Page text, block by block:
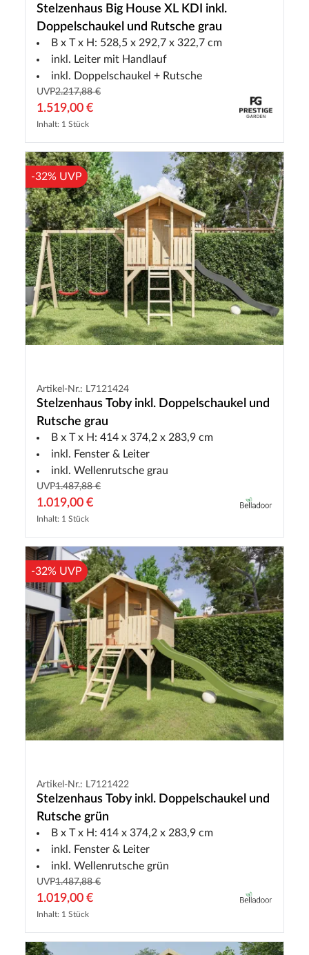
Stelzenhaus Big House XL KDI inkl.
Doppelschaukel und Rutsche grau
B x T x H: 528,5 x 292,7 x 322,7 cm
inkl. Leiter mit Handlauf
inkl. Doppelschaukel + Rutsche
UVP2.217,88 €
1.519,00 €
Inhalt: 1 Stück
-32% UVP
Artikel-Nr.: L7121424
Stelzenhaus Toby inkl. Doppelschaukel und
Rutsche grau
B x T x H: 414 x 374,2 x 283,9 cm
inkl. Fenster & Leiter
inkl. Wellenrutsche grau
UVP1.487,88 €
1.019,00 €
Inhalt: 1 Stück
-32% UVP
Artikel-Nr.: L7121422
Stelzenhaus Toby inkl. Doppelschaukel und
Rutsche grün
B x T x H: 414 x 374,2 x 283,9 cm
inkl. Fenster & Leiter
inkl. Wellenrutsche grün
UVP1.487,88 €
1.019,00 €
Inhalt: 1 Stück